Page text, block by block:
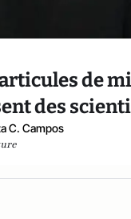
de
des
C. Campos